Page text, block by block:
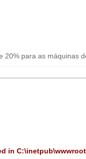
20% para as máquinas
in